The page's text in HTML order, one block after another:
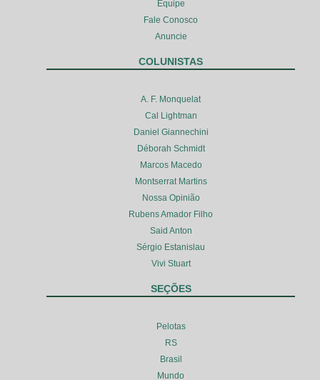
Equipe
Fale Conosco
Anuncie
COLUNISTAS
A. F. Monquelat
Cal Lightman
Daniel Giannechini
Déborah Schmidt
Marcos Macedo
Montserrat Martins
Nossa Opinião
Rubens Amador Filho
Said Anton
Sérgio Estanislau
Vivi Stuart
SEÇÕES
Pelotas
RS
Brasil
Mundo